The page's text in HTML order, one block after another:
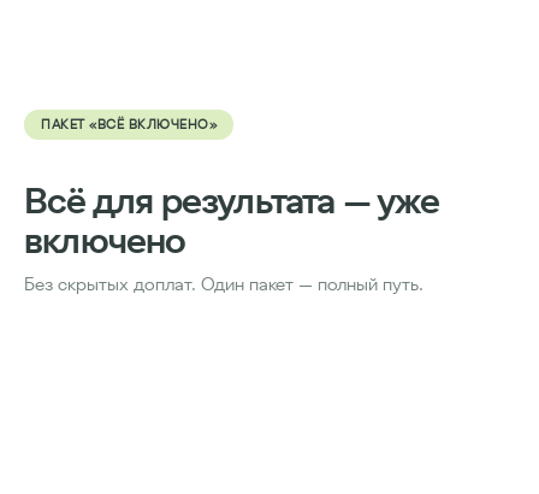
ПАКЕТ «ВСЁ ВКЛЮЧЕНО»
Всё для результата — уже
включено
Без скрытых доплат. Один пакет — полный путь.